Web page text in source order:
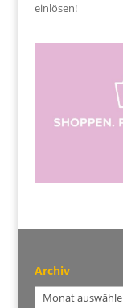
einlösen!
Archiv
Archiv